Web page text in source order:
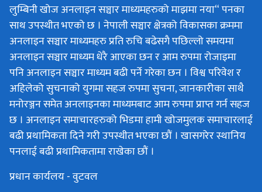
लुम्बिनी खोज अनलाइन सञ्चार माध्यमहरुको माझमा नया“ पनका
साथ उपस्थीत भएको छ । नेपाली सञ्चार क्षेत्रको विकासका क्रममा
अनलाइन सञ्चार माध्यमहरु प्रति रुचि बढेसगै पछिल्लो समयमा
अनलाइन सञ्चार माध्यम धेरै आएका छन र आम रुपमा रोजाइमा
पनि अनलाइन सञ्चार माध्यम बढी पर्ने गरेका छन । विश्व परिवेश र
अहिलेको सुचनाको युगमा सहज रुपमा सुचना, जानकारीका साथै
मनोरञ्जन समेत अनलाइनका माध्यमबाट आम रुपमा प्राप्त गर्न सहज
छ । अनलाइन समाचारहरुको भिडमा हामी खोजमुलक समाचारलाई
बढी प्रथामिकता दिने गरी उपस्थीत भएका छौं । खासगरेर स्थानिय
पनलाई बढी प्रथामिकतामा राखेका छौं ।
प्रधान कार्यलय - वुटवल